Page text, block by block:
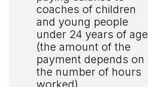
coaches of children
and young people
under 24 years of age
(the amount of the
payment depends on
the number of hours
worked)